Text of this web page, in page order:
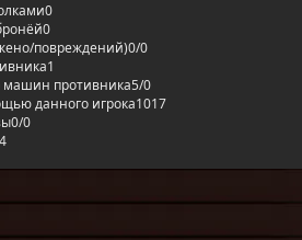
0
0
повреждений)0/0
1
противника5/0
данного игрока1017
0/0